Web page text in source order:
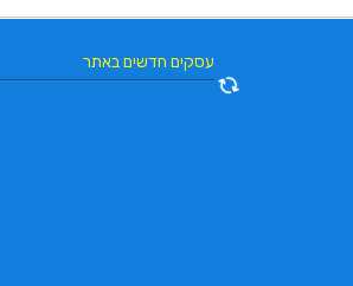
עסקים חדשים באתר